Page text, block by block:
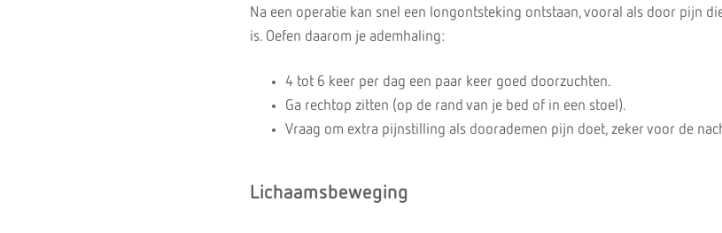
Na een operatie kan snel een longontsteking ontstaan, vooral als door pijn
is. Oefen daarom je ademhaling:
4 tot 6 keer per dag een paar keer goed doorzuchten.
Ga rechtop zitten (op de rand van je bed of in een stoel).
Vraag om extra pijnstilling als doorademen pijn doet, zeker voor de
Lichaamsbeweging